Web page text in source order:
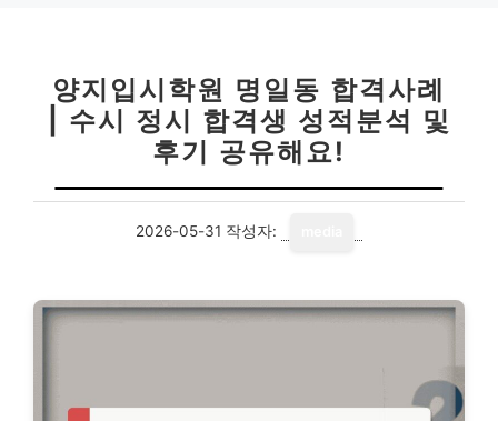
양지입시학원 명일동 합격사례
| 수시 정시 합격생 성적분석 및
후기 공유해요!
2026-05-31 작성자: